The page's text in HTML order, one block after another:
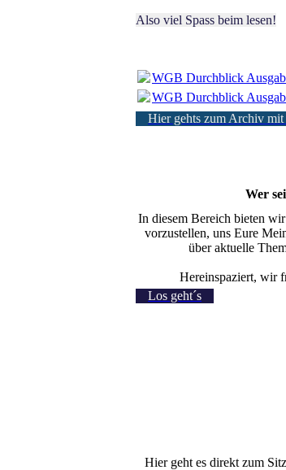
Also viel Spass beim lesen!
WGB Durchblick
WGB Durchblick
Hier gehts zum Archiv
Wer
In diesem Bereich bieten
vorzustellen, uns Eure
über aktuelle
Hereinspaziert, wir
Los geht´s
Hier geht es direkt zum